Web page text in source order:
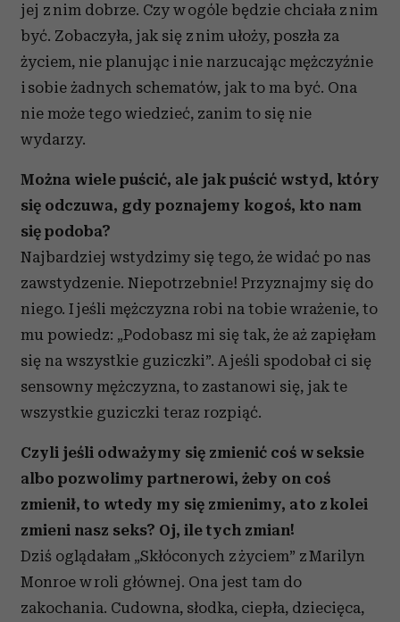
jej z nim dobrze. Czy w ogóle będzie chciała z nim
być. Zobaczyła, jak się z nim ułoży, poszła za
życiem, nie planując i nie narzucając mężczyźnie
i sobie żadnych schematów, jak to ma być. Ona
nie może tego wiedzieć, zanim to się nie
wydarzy.
Można wiele puścić, ale jak puścić wstyd, który
się odczuwa, gdy poznajemy kogoś, kto nam
się podoba?
Najbardziej wstydzimy się tego, że widać po nas
zawstydzenie. Niepotrzebnie! Przyznajmy się do
niego. I jeśli mężczyzna robi na tobie wrażenie, to
mu powiedz: „Podobasz mi się tak, że aż zapięłam
się na wszystkie guziczki”. A jeśli spodobał ci się
sensowny mężczyzna, to zastanowi się, jak te
wszystkie guziczki teraz rozpiąć.
Czyli jeśli odważymy się zmienić coś w seksie
albo pozwolimy partnerowi, żeby on coś
zmienił, to wtedy my się zmienimy, a to z kolei
zmieni nasz seks? Oj, ile tych zmian!
Dziś oglądałam „Skłóconych z życiem” z Marilyn
Monroe w roli głównej. Ona jest tam do
zakochania. Cudowna, słodka, ciepła, dziecięca,